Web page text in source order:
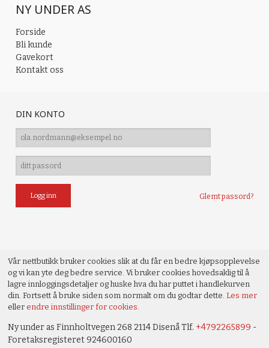
NY UNDER AS
Forside
Bli kunde
Gavekort
Kontakt oss
DIN KONTO
Glemt passord?
Vår nettbutikk bruker cookies slik at du får en bedre kjøpsopplevelse
og vi kan yte deg bedre service. Vi bruker cookies hovedsaklig til å
lagre innloggingsdetaljer og huske hva du har puttet i handlekurven
din. Fortsett å bruke siden som normalt om du godtar dette.Les mer
ellerendre innstillinger for cookies.
Ny under as Finnholtvegen 268 2114 Disenå Tlf. +4792265899 -
Foretaksregisteret 924600160